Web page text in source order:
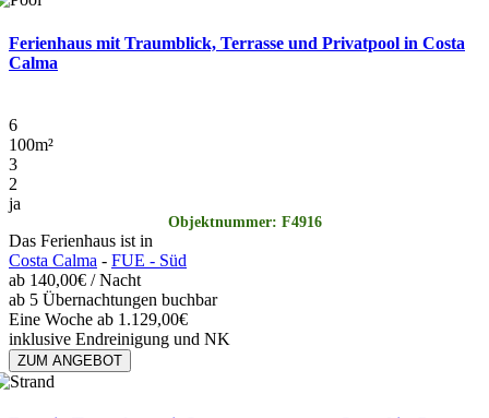
Ferienhaus mit Traumblick, Terrasse und Privatpool in Costa
Calma
6
100m²
3
2
ja
Objektnummer: F4916
Das Ferienhaus ist in
Costa Calma - FUE - Süd
ab 140,00€ / Nacht
ab 5 Übernachtungen buchbar
Eine Woche ab 1.129,00€
inklusive Endreinigung und NK
ZUM ANGEBOT